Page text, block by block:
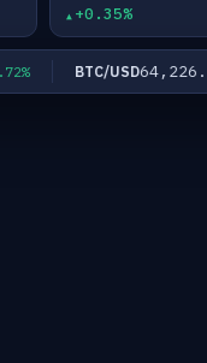
+0.35%
BTC/USD64,226.08